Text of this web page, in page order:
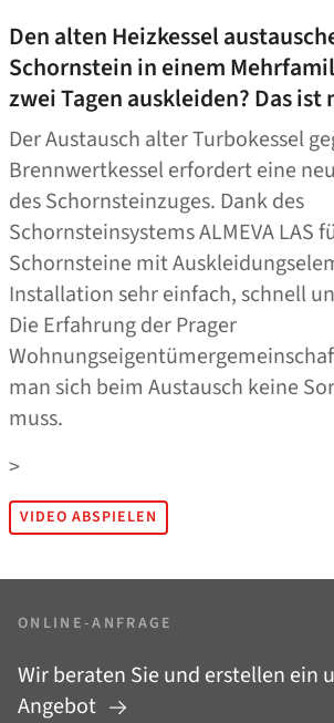
Den alten Heizkessel
Schornstein in einem
zwei Tagen auskleiden? Das ist
Der Austausch alter Turbokessel
Brennwertkessel erfordert eine
des Schornsteinzuges. Dank des
Schornsteinsystems ALMEVA LAS
Schornsteine mit
Installation sehr einfach, schnell
Die Erfahrung der Prager
man sich beim Austausch keine
muss.
>
VIDEO ABSPIELEN
ONLINE-ANFRAGE
Wir beraten Sie und erstellen ein
Angebot